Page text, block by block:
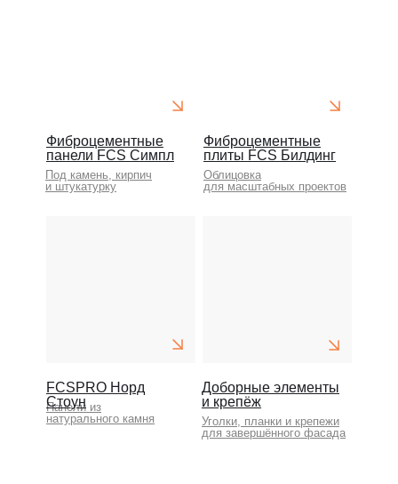
Панели из
натурального камня
FCSPRO Норд
Стоун
Уголки, планки и крепежи
для завершённого фасада
Доборные элементы
и крепёж
Под камень, кирпич
и штукатурку
Фиброцементные
панели FCS Симпл
Облицовка
для масштабных проектов
Фиброцементные
плиты FCS Билдинг